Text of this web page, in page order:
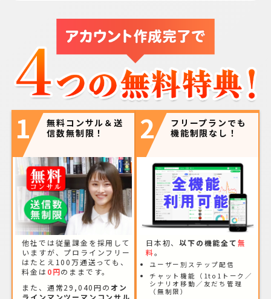
1
無料コンサル＆送
信数無制限！
他社では従量課金を採用して
いますが、プロラインフリー
はたとえ100万通送っても、
料金は 0円のままです。
また、通常29,040円のオン
ラインマンツーマンコンサル
2
フリープランでも
機能制限なし！
日本初、以下の機能全て無
料。
ユーザー別ステップ配信
チャット機能（1to1トーク／
シナリオ移動／友だち管理
（無制限）